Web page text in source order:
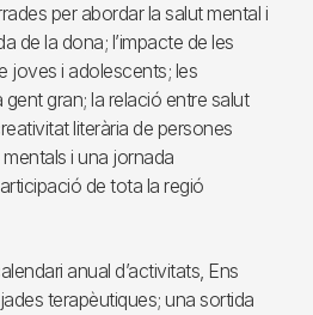
per abordar la salut mental i
de la dona; l’impacte de les
joves i adolescents; les
gran; la relació entre salut
literària de persones
i una jornada
de tota la regió
anual d’activitats, Ens
terapèutiques; una sortida